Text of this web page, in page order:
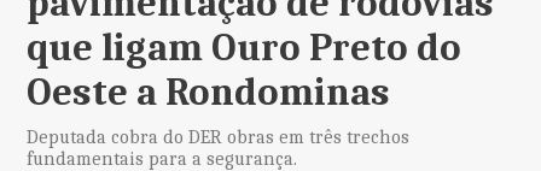
que ligam Ouro Preto do
Oeste a Rondominas
Deputada cobra do DER obras em três trechos
fundamentais para a segurança.